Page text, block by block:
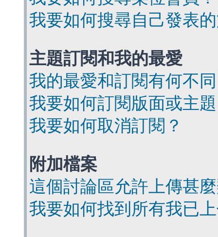
我要如何搜尋自己發表
主題訂閱和我的最愛
我的最愛和訂閱有何不
我要如何訂閱版面或主
我要如何取消訂閱？
附加檔案
這個討論區允許上傳甚
我要如何找到所有我已